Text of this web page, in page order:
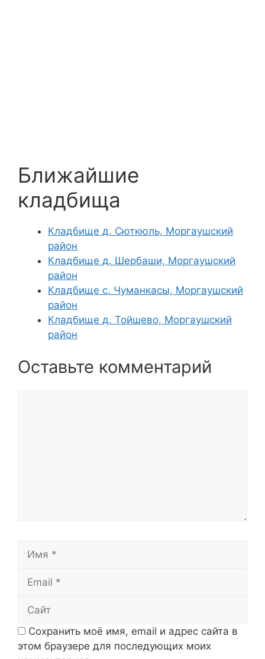
Ближайшие
кладбища
Кладбище д. Сюткюль, Моргаушский
район
Кладбище д. Шербаши, Моргаушский
район
Кладбище с. Чуманкасы, Моргаушский
район
Кладбище д. Тойшево, Моргаушский
район
Оставьте комментарий
Сохранить моё имя, email и адрес сайта в
этом браузере для последующих моих